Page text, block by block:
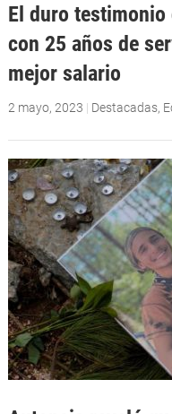
El duro testimonio
con 25 años de
mejor salario
2 mayo, 2023 | Destacadas,